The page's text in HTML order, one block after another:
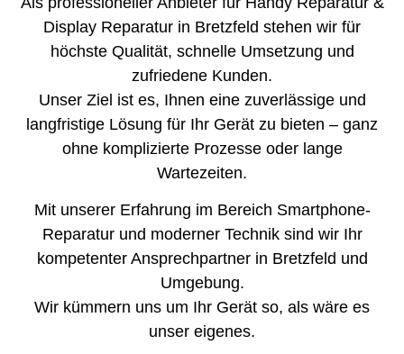
Display Reparatur in Bretzfeld stehen wir für
höchste Qualität, schnelle Umsetzung und
zufriedene Kunden.
Unser Ziel ist es, Ihnen eine zuverlässige und
langfristige Lösung für Ihr Gerät zu bieten – ganz
ohne komplizierte Prozesse oder lange
Wartezeiten.
Mit unserer Erfahrung im Bereich Smartphone-
Reparatur und moderner Technik sind wir Ihr
kompetenter Ansprechpartner in Bretzfeld und
Umgebung.
Wir kümmern uns um Ihr Gerät so, als wäre es
unser eigenes.